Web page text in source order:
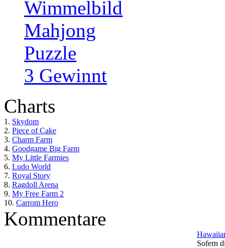
Wimmelbild
Mahjong
Puzzle
3 Gewinnt
Charts
1. Skydom
2. Piece of Cake
3. Charm Farm
4. Goodgame Big Farm
5. My Little Farmies
6. Ludo World
7. Royal Story
8. Ragdoll Arena
9. My Free Farm 2
10. Carrom Hero
Kommentare
Sofern